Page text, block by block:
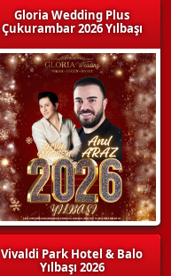
Gloria Wedding Plus
Çukurambar 2026 Yılbaşı
Vivaldi Park Hotel & Balo
Yılbaşı 2026